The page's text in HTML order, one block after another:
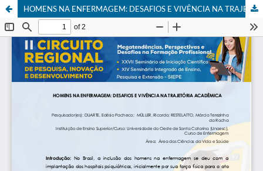
HOMENS NA ENFERMAGEM: DESAFIOS E VIVÊNCIA NA TRAJETÓRIA ACADÊMICA